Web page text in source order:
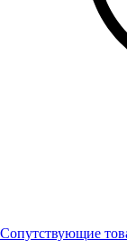
Сопутствующие